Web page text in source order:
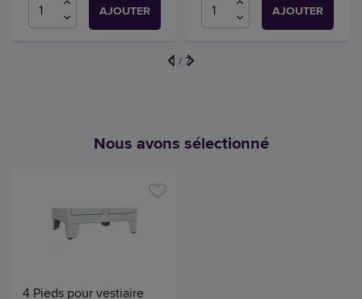
AJOUTER AJOUTER
1 / 7
Nous avons sélectionné
4 Pieds pour vestiaire